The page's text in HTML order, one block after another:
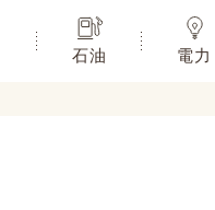
石油 電力